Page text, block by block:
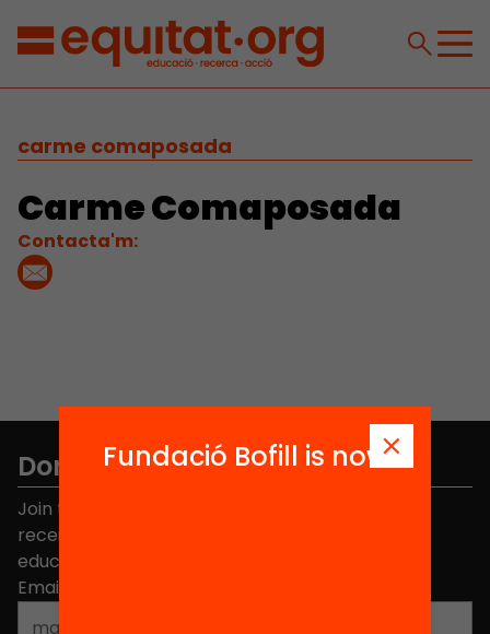
carme comaposada
Carme Comaposada
Contacta'm:
Don't miss anything.
Join the more than 40,000 people who already
receive news about initiatives and projects for
educational change in Catalonia.
Email address
Fundació Bofill is now